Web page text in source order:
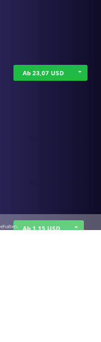
Ab 23,07 USD
Ab 1,15 USD